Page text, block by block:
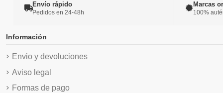
Envío rápido
Pedidos en 24-48h
Marcas
100%
Información
Envio y devoluciones
Aviso legal
Formas de pago